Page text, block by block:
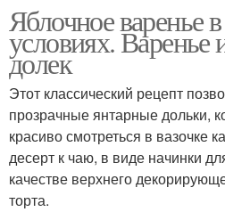
Яблочное варенье
условиях. Варенье
долек
Этот классический рецепт
прозрачные янтарные дольки,
красиво смотреться в вазочке
десерт к чаю, в виде начинки
качестве верхнего
торта.